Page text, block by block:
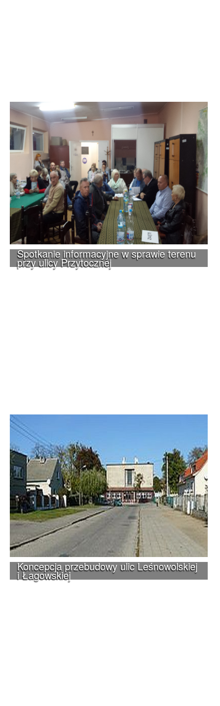
Spotkanie informacyjne w sprawie terenu
przy ulicy Przytocznej
Koncepcja przebudowy ulic Leśnowolskiej
i Łagowskiej